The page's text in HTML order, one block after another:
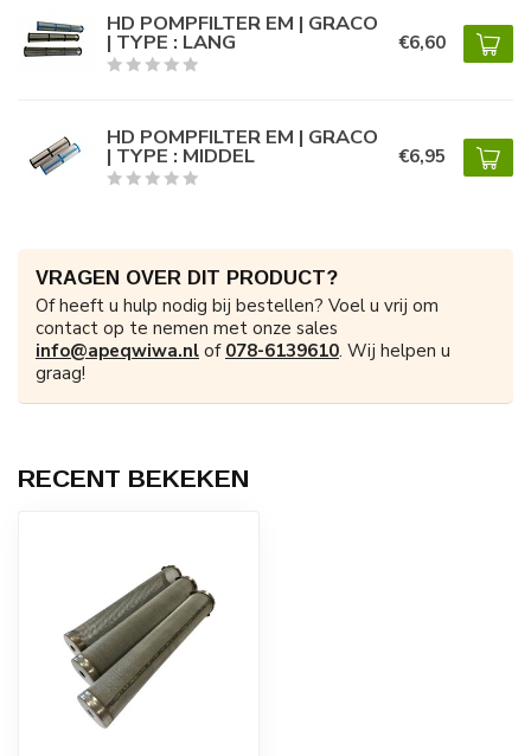
HD POMPFILTER EM | GRACO
| TYPE : LANG €6,60
HD POMPFILTER EM | GRACO
| TYPE : MIDDEL €6,95
VRAGEN OVER DIT PRODUCT?
Of heeft u hulp nodig bij bestellen? Voel u vrij om
contact op te nemen met onze sales
info@apeqwiwa.nl of 078-6139610. Wij helpen u
graag!
RECENT BEKEKEN